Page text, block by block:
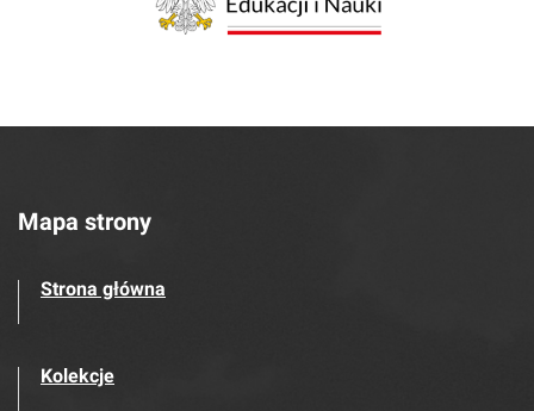
Mapa strony
Strona główna
Kolekcje